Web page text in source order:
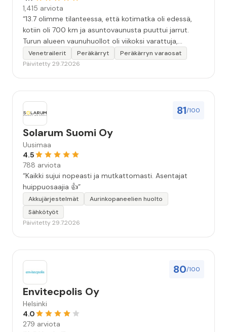
1,415 arviota
“13.7 olimme tilanteessa, että kotimatka oli edessä,
kotiin oli 700 km ja asuntovaunusta puuttui jarrut.
Turun alueen vaunuhuollot oli viikoksi varattuja,
asentajien kädet täynnä työtä. Eräs vaunuhuolto
neuvoi olemaan yhteydessä Turun Trailertukkuun.
jarrurummut jarrukenkineen. Ja kotimatka alkoi
turvallisesti ja hyvillä mielin. Kiitoksia erinomaisen
hyvästä palvelusta hädissään tuskailleelle pohjoisen
matkailijalle😊”
Venetrailerit Peräkärryt
Peräkärryn varaosat
Päivitetty 29.7.2026
81/100
Solarum Suomi Oy
Uusimaa
4.5
788 arviota
“Kaikki sujui nopeasti ja mutkattomasti. Asentajat
huippuosaajia 👍”
Akkujärjestelmät
Aurinkopaneelien huolto
Sähkötyöt
Päivitetty 29.7.2026
80/100
Envitecpolis Oy
Helsinki
4.0
279 arviota